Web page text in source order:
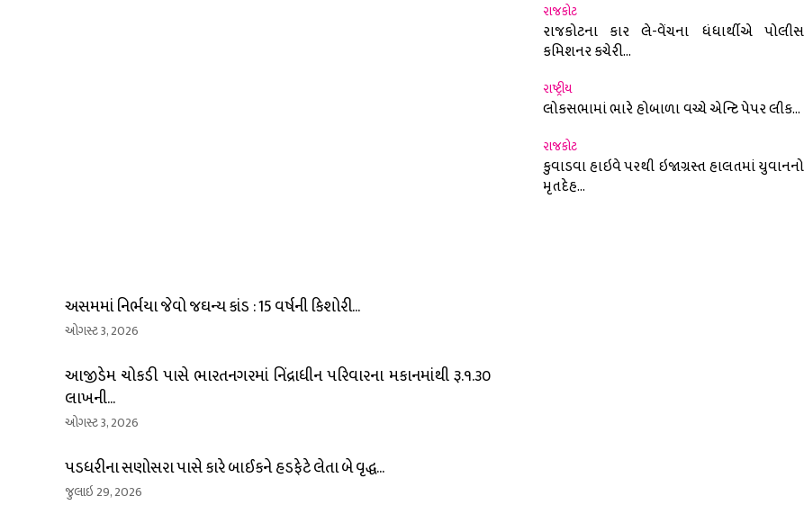
અસમમાં નિર્ભયા જેવો જઘન્ય કાંડ : 15 વર્ષની કિશોરી...
ઓગસ્ટ 3, 2026
આજીડેમ ચોકડી પાસે ભારતનગરમાં નિંદ્રાધીન પરિવારના મકાનમાંથી રૂ.૧.૩૦
લાખની...
ઓગસ્ટ 3, 2026
પડધરીના સણોસરા પાસે કારે બાઈકને હડફેટે લેતા બે વૃદ્ધ...
જુલાઇ 29, 2026
રાજકોટ
રાજકોટના કાર લે-વેંચના ધંધાર્થીએ પોલીસ
કમિશનર કચેરી...
રાષ્ટ્રીય
લોકસભામાં ભારે હોબાળા વચ્ચે એન્ટિ પેપર લીક...
રાજકોટ
કુવાડવા હાઇવે પરથી ઇજાગ્રસ્ત હાલતમાં યુવાનનો
મૃતદેહ...